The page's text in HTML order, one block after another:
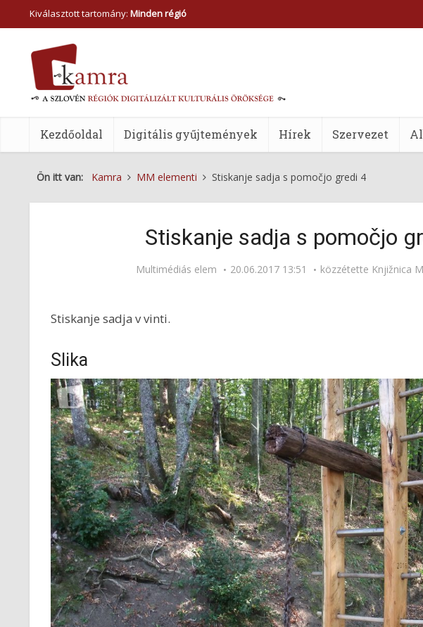
Kiválasztott tartomány: Minden régió
Kezdőoldal Digitális gyűjtemények Hírek Szervezet
Ön itt van: Kamra MM elementi Stiskanje sadja s pomočjo gredi 4
Stiskanje sadja s pomočjo
Multimédiás elem 20.06.2017 13:51 közzétette Knjižnica
Stiskanje sadja v vinti.
Slika